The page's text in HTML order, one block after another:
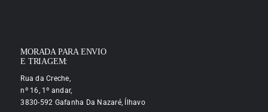
MORADA PARA ENVIO
E TRIAGEM:
Rua da Creche,
nº 16, 1º andar,
3830-592 Gafanha Da Nazaré, Ílhavo